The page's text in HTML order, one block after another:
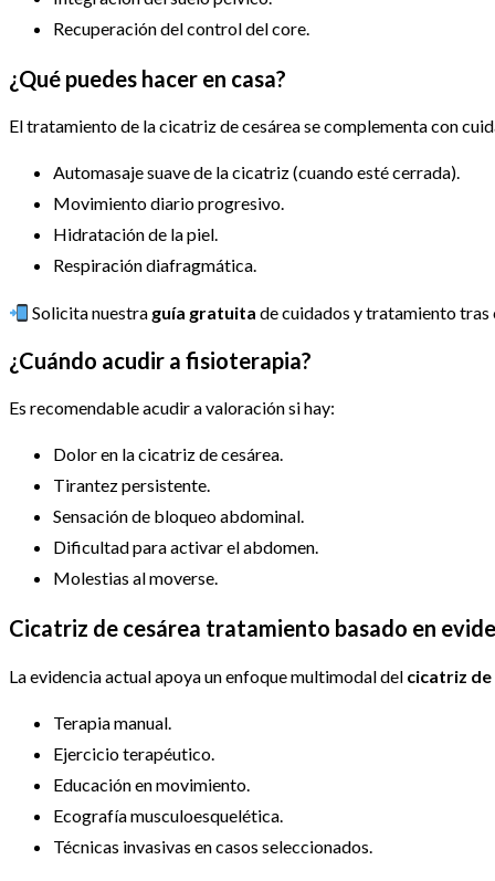
Recuperación del control del core.
¿Qué puedes hacer en casa?
El tratamiento de la cicatriz de cesárea se complementa con
Automasaje suave de la cicatriz (cuando esté cerrada).
Movimiento diario progresivo.
Hidratación de la piel.
Respiración diafragmática.
Solicita nuestra guía gratuita de cuidados y tratamiento tras
¿Cuándo acudir a fisioterapia?
Es recomendable acudir a valoración si hay:
Dolor en la cicatriz de cesárea.
Tirantez persistente.
Sensación de bloqueo abdominal.
Dificultad para activar el abdomen.
Molestias al moverse.
Cicatriz de cesárea tratamiento basado en
La evidencia actual apoya un enfoque multimodal del cicatriz
Terapia manual.
Ejercicio terapéutico.
Educación en movimiento.
Ecografía musculoesquelética.
Técnicas invasivas en casos seleccionados.